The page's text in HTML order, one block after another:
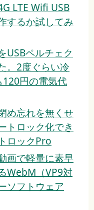
LTE Wifi USB
するか試してみ
USBペルチェク
。2度ぐらい冷
円の電気代
め忘れを無くせ
トロック化でき
ロックPro
画で軽量に素早
WebM（VP9対
ソフトウェア